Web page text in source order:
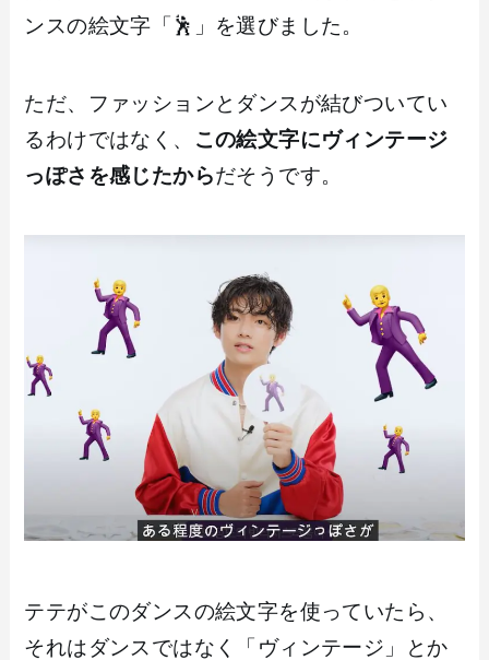
ンスの絵文字「🕺」を選びました。
ただ、ファッションとダンスが結びついてい
るわけではなく、
この絵文字にヴィンテージ
っぽさを感じたからだそうです。
テテがこのダンスの絵文字を使っていたら、
それはダンスではなく「ヴィンテージ」とか